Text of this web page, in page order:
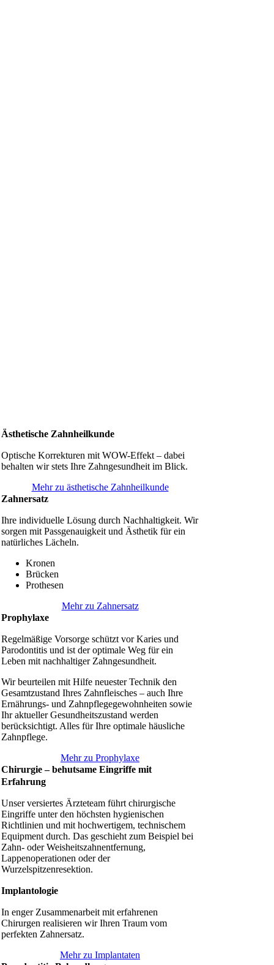
Ästhetische Zahnheilkunde
Optische Korrekturen mit WOW-Effekt – dabei
behalten wir stets Ihre Zahngesundheit im Blick.
Mehr zu ästhetische Zahnheilkunde
Zahnersatz
Ihre individuelle Lösung durch Nachhaltigkeit. Wir
sorgen mit Passgenauigkeit und Ästhetik für ein
natürliches Lächeln.
Kronen
Brücken
Prothesen
Mehr zu Zahnersatz
Prophylaxe
Regelmäßige Vorsorge schützt vor Karies und
Parodontitis und ist der optimale Weg für ein
Leben mit nachhaltiger Zahngesundheit.
Wir beurteilen mit Hilfe neuester Technik den
Gesamtzustand Ihres Zahnfleisches – auch Ihre
Ernährungs- und Zahnpflegegewohnheiten sowie
Ihr aktueller Gesundheitszustand werden
berücksichtigt. Alles für Ihre optimale häusliche
Zahnpflege.
Mehr zu Prophylaxe
Chirurgie – behutsame Eingriffe mit
Erfahrung
Unser versiertes Ärzteteam führt chirurgische
Eingriffe unter den höchsten hygienischen
Richtlinien und mit hochwertigem, technischem
Equipment durch. Das geschieht zum Beispiel bei
Zahn- oder Weisheitszahnentfernung,
Lappenoperationen oder der
Wurzelspitzenresektion.
Implantologie
In enger Zusammenarbeit mit erfahrenen
Chirurgen realisieren wir Ihren Traum vom
perfekten Zahnersatz.
Mehr zu Implantaten